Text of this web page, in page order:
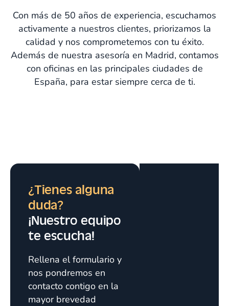
Con más de 50 años de experiencia, escuchamos
activamente a nuestros clientes, priorizamos la
calidad y nos comprometemos con tu éxito.
Además de nuestra asesoría en Madrid, contamos
con oficinas en las principales ciudades de
España, para estar siempre cerca de ti.
¿Tienes alguna
duda?
¡Nuestro equipo
te escucha!
Rellena el formulario y
nos pondremos en
contacto contigo en la
mayor brevedad